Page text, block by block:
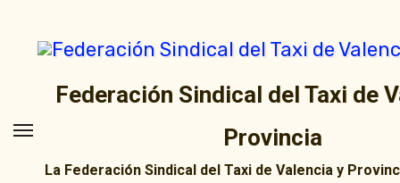
contenido
Federación Sindical del Taxi de
Provincia
La Federación Sindical del Taxi de Valencia y